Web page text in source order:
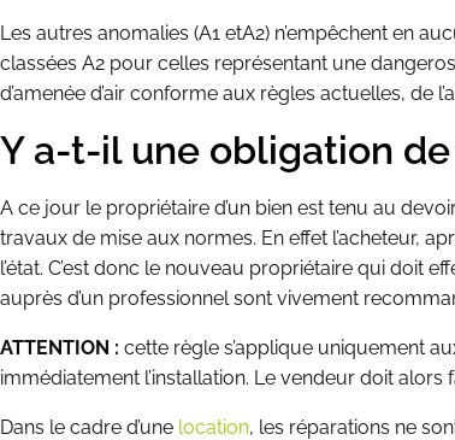
Les autres anomalies (A1 etA2) n’empêchent en
classées A2 pour celles représentant une
d’amenée d’air conforme aux règles actuelles, de
Y a-t-il une obligation de
A ce jour le propriétaire d’un bien est tenu au
travaux de mise aux normes. En effet l’acheteur,
l’état. C’est donc le nouveau propriétaire qui doit
auprès d’un professionnel sont vivement
ATTENTION : cette règle s’applique uniquement
immédiatement l’installation. Le vendeur doit
Dans le cadre d’une location, les réparations ne